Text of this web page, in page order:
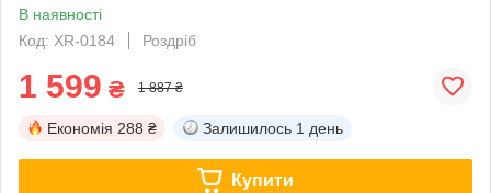
В наявності
Код: XR-0184
Роздріб
1 599 ₴ 1 887 ₴
Економія 288 ₴ Залишилось 1 день
Купити